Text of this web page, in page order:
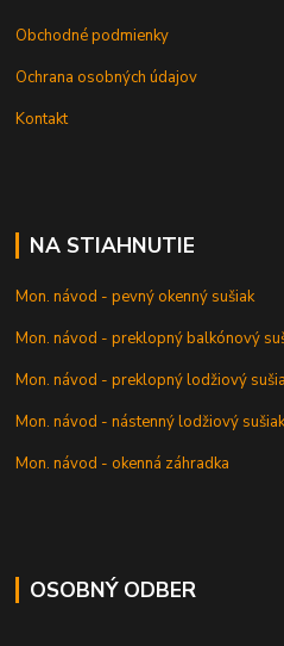
Obchodné podmienky
Ochrana osobných údajov
Kontakt
NA STIAHNUTIE
Mon. návod - pevný okenný sušiak
Mon. návod - preklopný balkónový
Mon. návod - preklopný lodžiový
Mon. návod - nástenný lodžiový
Mon. návod - okenná záhradka
OSOBNÝ ODBER